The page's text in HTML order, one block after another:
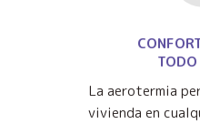
La aerotermia
vivienda en